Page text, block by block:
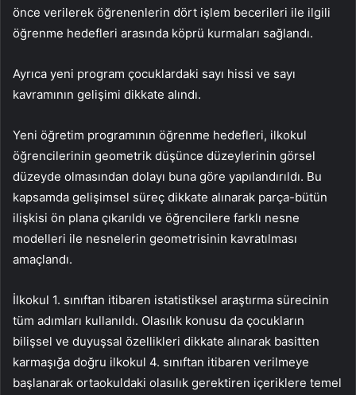
önce verilerek öğrenenlerin dört işlem becerileri ile ilgili
öğrenme hedefleri arasında köprü kurmaları sağlandı.
Ayrıca yeni program çocuklardaki sayı hissi ve sayı
kavramının gelişimi dikkate alındı.
Yeni öğretim programının öğrenme hedefleri, ilkokul
öğrencilerinin geometrik düşünce düzeylerinin görsel
düzeyde olmasından dolayı buna göre yapılandırıldı. Bu
kapsamda gelişimsel süreç dikkate alınarak parça-bütün
ilişkisi ön plana çıkarıldı ve öğrencilere farklı nesne
modelleri ile nesnelerin geometrisinin kavratılması
amaçlandı.
İlkokul 1. sınıftan itibaren istatistiksel araştırma sürecinin
tüm adımları kullanıldı. Olasılık konusu da çocukların
bilişsel ve duyuşsal özellikleri dikkate alınarak basitten
karmaşığa doğru ilkokul 4. sınıftan itibaren verilmeye
başlanarak ortaokuldaki olasılık gerektiren içeriklere temel